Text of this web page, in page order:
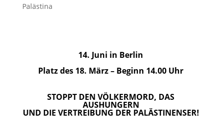
Palästina
14. Juni in Berlin
Platz des 18. März – Beginn 14.00 Uhr
STOPPT DEN VÖLKERMORD, DAS
AUSHUNGERN
UND DIE VERTREIBUNG DER PALÄSTINENSER!